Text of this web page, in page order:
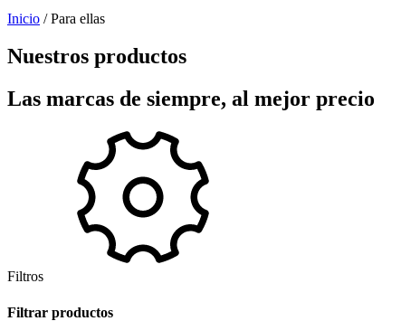
Inicio / Para ellas
Nuestros productos
Las marcas de siempre, al mejor precio
Filtros
Filtrar productos